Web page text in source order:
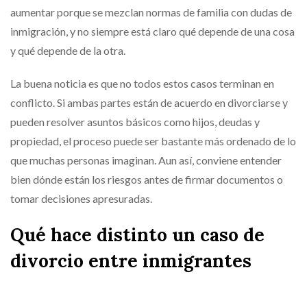
aumentar porque se mezclan normas de familia con dudas de
inmigración, y no siempre está claro qué depende de una cosa
y qué depende de la otra.
La buena noticia es que no todos estos casos terminan en
conflicto. Si ambas partes están de acuerdo en divorciarse y
pueden resolver asuntos básicos como hijos, deudas y
propiedad, el proceso puede ser bastante más ordenado de lo
que muchas personas imaginan. Aun así, conviene entender
bien dónde están los riesgos antes de firmar documentos o
tomar decisiones apresuradas.
Qué hace distinto un caso de
divorcio entre inmigrantes